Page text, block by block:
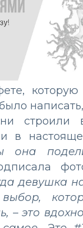
строили
в
она
девушка
– это